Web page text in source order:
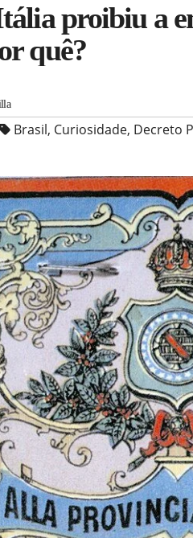
proibiu a
quê?
Brasil, Curiosidade, Decreto